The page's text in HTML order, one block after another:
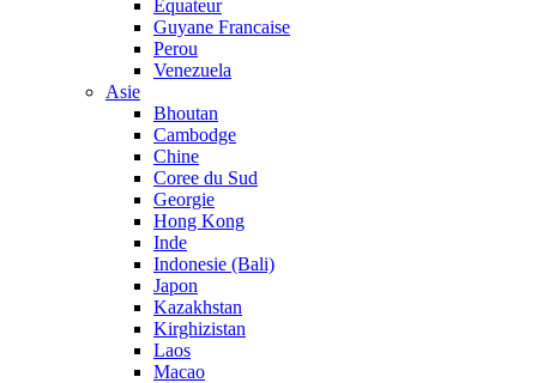
Equateur
Guyane Francaise
Perou
Venezuela
Asie
Bhoutan
Cambodge
Chine
Coree du Sud
Georgie
Hong Kong
Inde
Indonesie (Bali)
Japon
Kazakhstan
Kirghizistan
Laos
Macao